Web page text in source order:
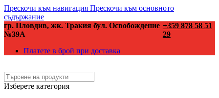
Прескочи към навигация Прескочи към основното
съдържание
гр. Пловдив, жк. Тракия бул. Освобождение
№39А
+359 878 58 51
29
Платете в брой при доставка
Изберете категория